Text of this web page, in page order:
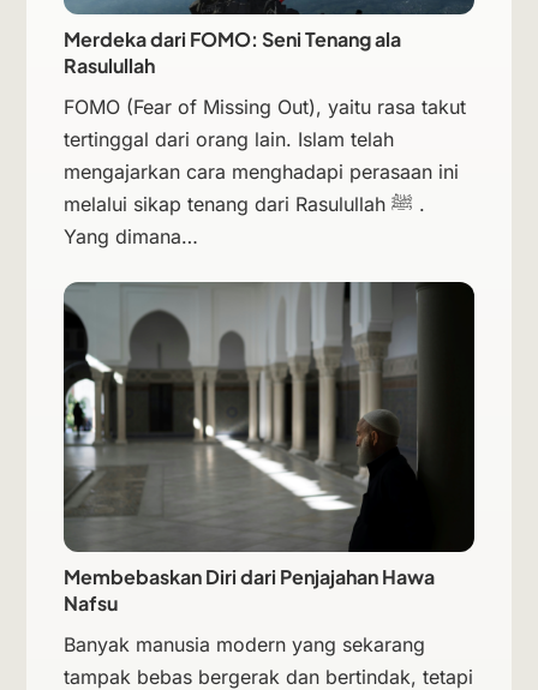
Merdeka dari FOMO: Seni Tenang ala
Rasulullah
FOMO (Fear of Missing Out), yaitu rasa takut
tertinggal dari orang lain. Islam telah
mengajarkan cara menghadapi perasaan ini
melalui sikap tenang dari Rasulullah ﷺ .
Yang dimana…
Membebaskan Diri dari Penjajahan Hawa
Nafsu
Banyak manusia modern yang sekarang
tampak bebas bergerak dan bertindak, tetapi